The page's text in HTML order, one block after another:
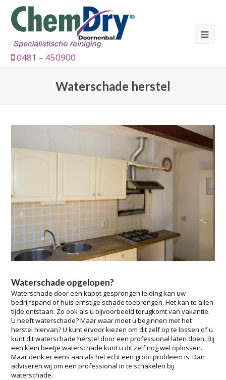
0481 – 450900
Waterschade herstel
Waterschade opgelopen?
Waterschade door een kapot gesprongen leiding kan uw
bedrijfspand of huis ernstige schade toebrengen. Het kan te allen
tijde ontstaan. Zo ook als u bijvoorbeeld terugkomt van vakantie.
U heeft waterschade? Maar waar moet u beginnen met het
herstel hiervan? U kunt ervoor kiezen om dit zelf op te lossen of u
kunt dit waterschade herstel door een professional laten doen. Bij
een klein beetje waterschade kunt u dit zelf nog wel oplossen.
Maar denk er eens aan als het echt een groot probleem is. Dan
adviseren wij om een professional in te schakelen bij
waterschade.